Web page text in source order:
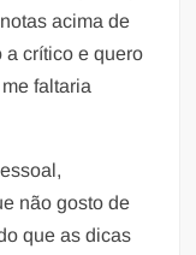
acima de
a crítico e quero
faltaria
não gosto de
que as dicas